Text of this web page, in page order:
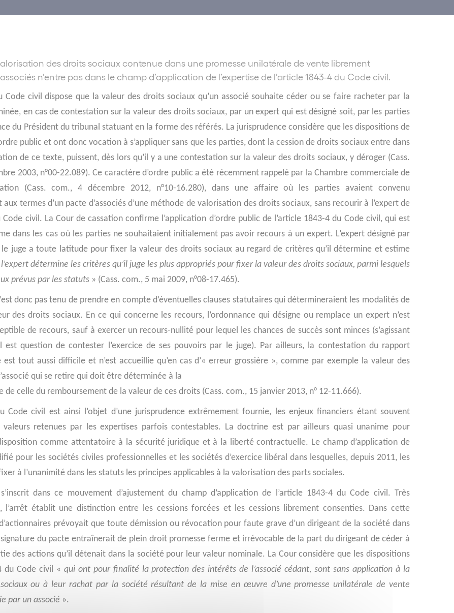
des droits sociaux contenue dans une promesse unilatérale de vente librement
n’entre pas dans le champ d’application de l’expertise de l’article 1843-4 du Code civil.
Code civil dispose que la valeur des droits sociaux qu’un associé souhaite céder ou se faire racheter par la
en cas de contestation sur la valeur des droits sociaux, par un expert qui est désigné soit, par les parties
du Président du tribunal statuant en la forme des référés. La jurisprudence considère que les dispositions de
public et ont donc vocation à s’appliquer sans que les parties, dont la cession de droits sociaux entre dans
de ce texte, puissent, dès lors qu’il y a une contestation sur la valeur des droits sociaux, y déroger (Cass.
2003, n°00-22.089). Ce caractère d’ordre public a été récemment rappelé par la Chambre commerciale de
(Cass. com., 4 décembre 2012, n°10-16.280), dans une affaire où les parties avaient convenu
termes d’un pacte d’associés d’une méthode de valorisation des droits sociaux, sans recourir à l’expert de
Code civil. La Cour de cassation confirme l’application d’ordre public de l’article 1843-4 du Code civil, qui est
dans les cas où les parties ne souhaitaient initialement pas avoir recours à un expert. L’expert désigné par
juge a toute latitude pour fixer la valeur des droits sociaux au regard de critères qu’il détermine et estime
détermine les critères qu’il juge les plus appropriés pour fixer la valeur des droits sociaux, parmi lesquels
prévus par les statuts » (Cass. com., 5 mai 2009, n°08-17.465).
donc pas tenu de prendre en compte d’éventuelles clauses statutaires qui détermineraient les modalités de
des droits sociaux. En ce qui concerne les recours, l’ordonnance qui désigne ou remplace un expert n’est
de recours, sauf à exercer un recours-nullité pour lequel les chances de succès sont minces (s’agissant
est question de contester l’exercice de ses pouvoirs par le juge). Par ailleurs, la contestation du rapport
est tout aussi difficile et n’est accueillie qu’en cas d’« erreur grossière », comme par exemple la valeur des
qui se retire qui doit être déterminée à la
de celle du remboursement de la valeur de ces droits (Cass. com., 15 janvier 2013, n° 12-11.666).
Code civil est ainsi l’objet d’une jurisprudence extrêmement fournie, les enjeux financiers étant souvent
retenues par les expertises parfois contestables. La doctrine est par ailleurs quasi unanime pour
comme attentatoire à la sécurité juridique et à la liberté contractuelle. Le champ d’application de
pour les sociétés civiles professionnelles et les sociétés d’exercice libéral dans lesquelles, depuis 2011, les
à l’unanimité dans les statuts les principes applicables à la valorisation des parts sociales.
dans ce mouvement d’ajustement du champ d’application de l’article 1843-4 du Code civil. Très
l’arrêt établit une distinction entre les cessions forcées et les cessions librement consenties. Dans cette
prévoyait que toute démission ou révocation pour faute grave d’un dirigeant de la société dans
du pacte entraînerait de plein droit promesse ferme et irrévocable de la part du dirigeant de céder à
des actions qu’il détenait dans la société pour leur valeur nominale. La Cour considère que les dispositions
du Code civil « qui ont pour finalité la protection des intérêts de l’associé cédant, sont sans application à la
ou à leur rachat par la société résultant de la mise en œuvre d’une promesse unilatérale de vente
par un associé ».